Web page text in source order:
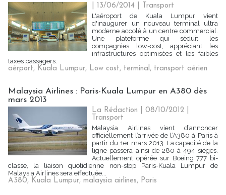
| 13/06/2014
Transport
L'aéroport de Kuala Lumpur vient
d'inaugurer un nouveau terminal ultra
moderne accolé à un centre commercial.
Une plateforme qui séduit les
compagnies low-cost, appréciant les
infrastructures optimisées et les faibles
taxes passagers.
aérport, Kuala Lumpur, Low cost, terminal, transport aérien
Malaysia Airlines : Paris-Kuala Lumpur en A380 dès
mars 2013
La Rédaction | 08/10/2012
Transport
Malaysia Airlines vient d’annoncer
officiellement l’arrivée de l’A380 à Paris à
partir du 1er mars 2013. La capacité de la
ligne passera ainsi de 280 à 494 sièges.
Actuellement opérée sur Boeing 777 bi-
classe, la liaison quotidienne non-stop Paris-Kuala Lumpur de
Malaysia Airlines sera effectuée...
A380, Kuala Lumpur, malaysia airlines, Paris